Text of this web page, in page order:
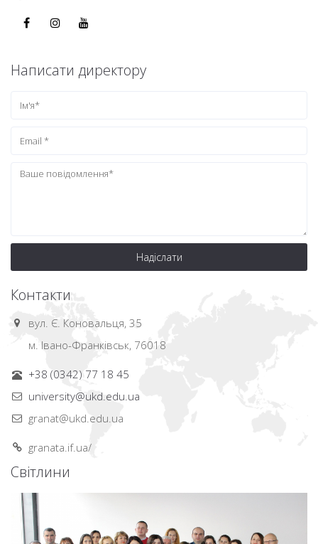
Написати директору
Надіслати
Контакти
вул. Є. Коновальця, 35
м. Івано-Франківськ, 76018
+38 (0342) 77 18 45
university@ukd.edu.ua
granat@ukd.edu.ua
granata.if.ua/
Світлини